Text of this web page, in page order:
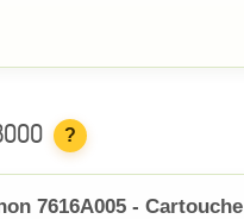
?
7616A005 - Cartouche